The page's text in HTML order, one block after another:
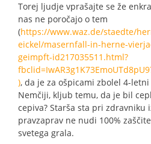
Torej ljudje vprašajte se že
nas ne poročajo o tem
(https://www.waz.de/staedte/
eickel/masernfall-in-herne-
geimpft-id217035511.html?
), da je za ošpicami zbolel 4-
Nemčiji, kljub temu, da je bil
cepiva? Starša sta pri zdravniku
pravzaprav ne nudi 100%
svetega grala.